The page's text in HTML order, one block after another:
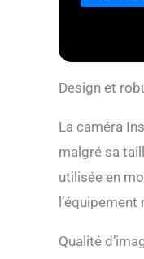
Design et
La caméra
malgré sa
utilisée en
Qualité